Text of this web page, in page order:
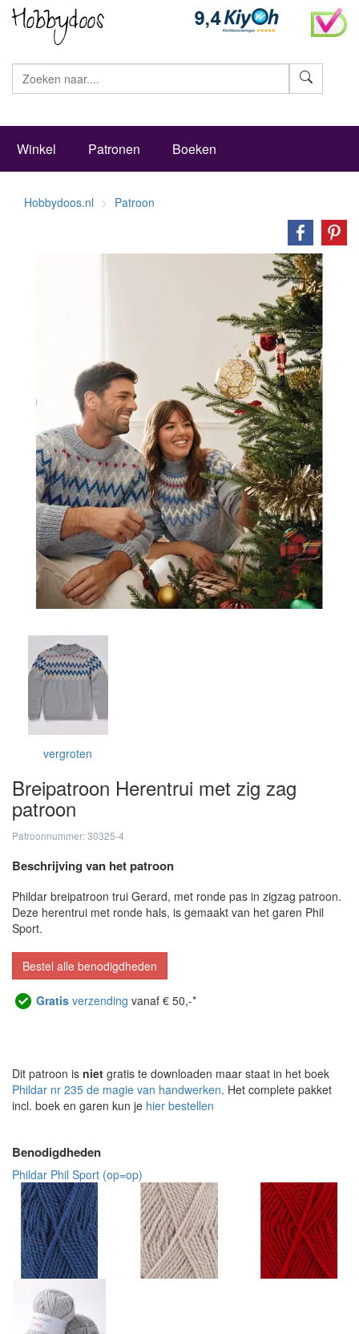
Winkel Patronen Boeken
Hobbydoos.nl Patroon
vergroten
Breipatroon Herentrui met zig zag
patroon
Patroonnummer: 30325-4
Beschrijving van het patroon
Phildar breipatroon trui Gerard, met ronde pas in zigzag patroon.
Deze herentrui met ronde hals, is gemaakt van het garen Phil
Sport.
Bestel alle benodigdheden
Gratis verzending vanaf € 50,-*
Dit patroon is niet gratis te downloaden maar staat in het boek
Phildar nr 235 de magie van handwerken. Het complete pakket
incl. boek en garen kun je hier bestellen
Benodigdheden
Phildar Phil Sport (op=op)